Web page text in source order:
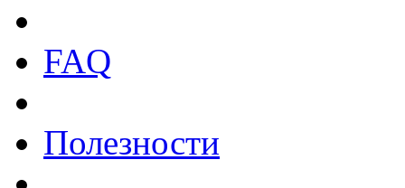
FAQ
Полезности